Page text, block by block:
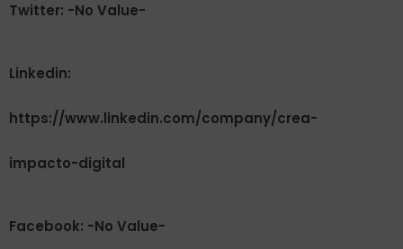
Twitter: -No Value-
Linkedin:
https://www.linkedin.com/company/crea-
impacto-digital
Facebook: -No Value-